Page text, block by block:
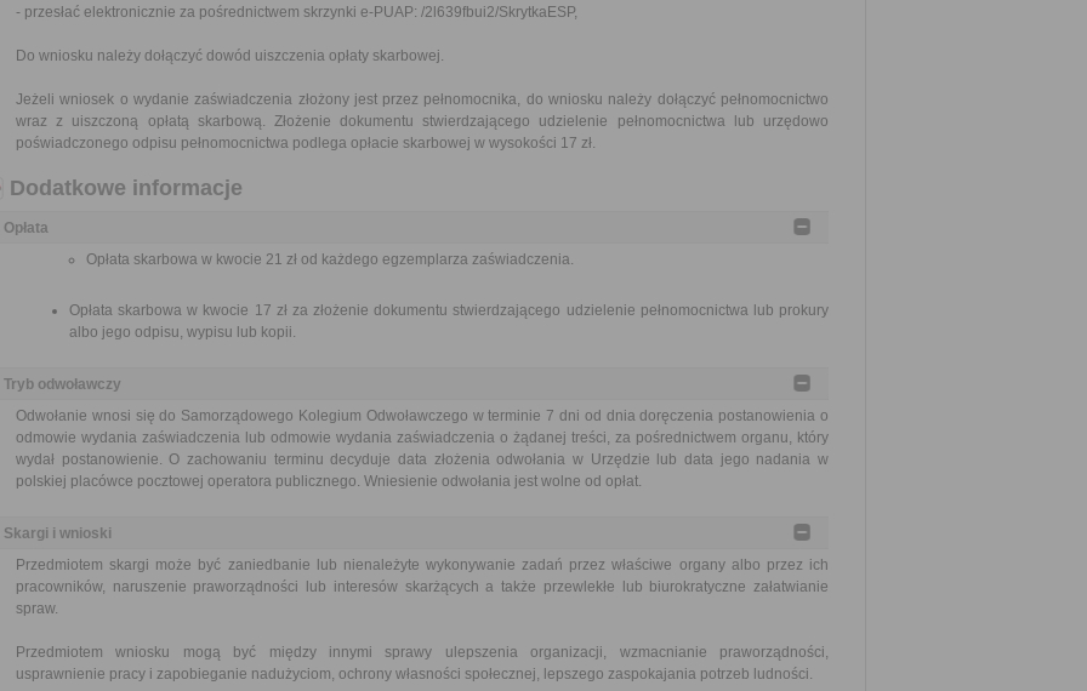
- przesłać elektronicznie za pośrednictwem skrzynki e-PUAP: /2l639fbui2/SkrytkaESP,
Do wniosku należy dołączyć dowód uiszczenia opłaty skarbowej.
Jeżeli wniosek o wydanie zaświadczenia złożony jest przez pełnomocnika, do wniosku należy dołączyć pełnomocnictwo
wraz z uiszczoną opłatą skarbową. Złożenie dokumentu stwierdzającego udzielenie pełnomocnictwa lub urzędowo
poświadczonego odpisu pełnomocnictwa podlega opłacie skarbowej w wysokości 17 zł.
Dodatkowe informacje
Opłata
Opłata skarbowa w kwocie 21 zł od każdego egzemplarza zaświadczenia.
Opłata skarbowa w kwocie 17 zł za złożenie dokumentu stwierdzającego udzielenie pełnomocnictwa lub prokury
albo jego odpisu, wypisu lub kopii.
Tryb odwoławczy
Odwołanie wnosi się do Samorządowego Kolegium Odwoławczego w terminie 7 dni od dnia doręczenia postanowienia o
odmowie wydania zaświadczenia lub odmowie wydania zaświadczenia o żądanej treści, za pośrednictwem organu, który
wydał postanowienie. O zachowaniu terminu decyduje data złożenia odwołania w Urzędzie lub data jego nadania w
polskiej placówce pocztowej operatora publicznego. Wniesienie odwołania jest wolne od opłat.
Skargi i wnioski
Przedmiotem skargi może być zaniedbanie lub nienależyte wykonywanie zadań przez właściwe organy albo przez ich
pracowników, naruszenie praworządności lub interesów skarżących a także przewlekłe lub biurokratyczne załatwianie
spraw.
Przedmiotem wniosku mogą być między innymi sprawy ulepszenia organizacji, wzmacnianie praworządności,
usprawnienie pracy i zapobieganie nadużyciom, ochrony własności społecznej, lepszego zaspokajania potrzeb ludności.